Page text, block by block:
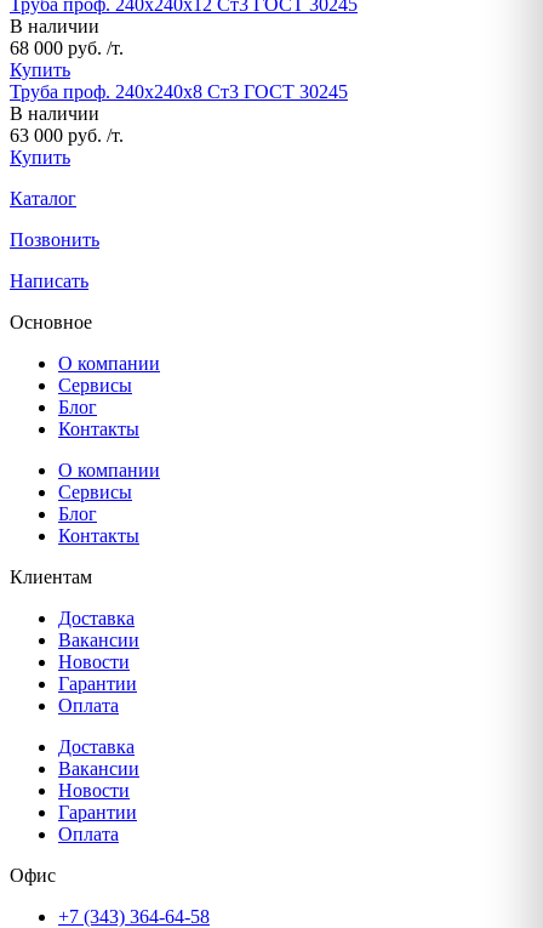
Труба проф. 240х240х12 Ст3 ГОСТ 30245
В наличии
68 000 руб. /т.
Купить
Труба проф. 240х240х8 Ст3 ГОСТ 30245
В наличии
63 000 руб. /т.
Купить
Каталог
Позвонить
Написать
Основное
О компании
Сервисы
Блог
Контакты
О компании
Сервисы
Блог
Контакты
Клиентам
Доставка
Вакансии
Новости
Гарантии
Оплата
Доставка
Вакансии
Новости
Гарантии
Оплата
Офис
+7 (343) 364-64-58